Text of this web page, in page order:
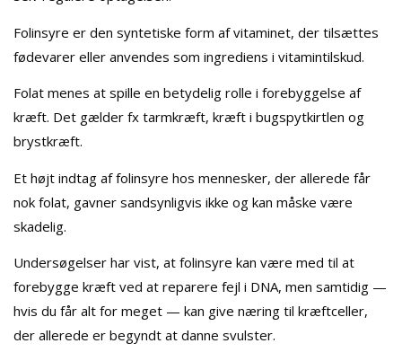
Folinsyre er den syntetiske form af vitaminet, der tilsættes
fødevarer eller anvendes som ingrediens i vitamintilskud.
Folat menes at spille en betydelig rolle i forebyggelse af
kræft. Det gælder fx tarmkræft, kræft i bugspytkirtlen og
brystkræft.
Et højt indtag af folinsyre hos mennesker, der allerede får
nok folat, gavner sandsynligvis ikke og kan måske være
skadelig.
Undersøgelser har vist, at folinsyre kan være med til at
forebygge kræft ved at reparere fejl i DNA, men samtidig —
hvis du får alt for meget — kan give næring til kræftceller,
der allerede er begyndt at danne svulster.